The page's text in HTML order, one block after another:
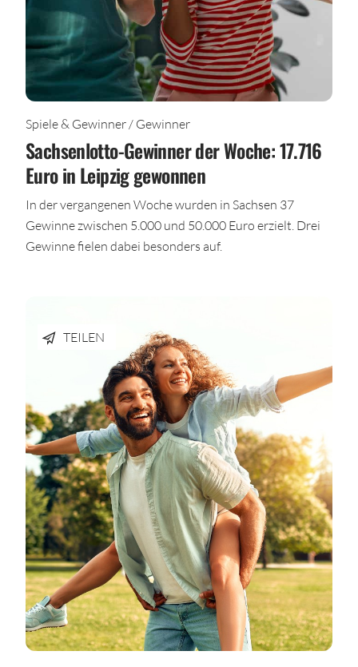
Spiele & Gewinner / Gewinner
Sachsenlotto-Gewinner der Woche: 17.716
Euro in Leipzig gewonnen
In der vergangenen Woche wurden in Sachsen 37
Gewinne zwischen 5.000 und 50.000 Euro erzielt. Drei
Gewinne fielen dabei besonders auf.
TEILEN